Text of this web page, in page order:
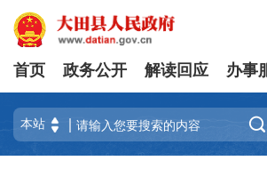
首页 政务公开 解读回应 办事
